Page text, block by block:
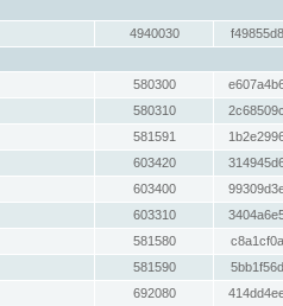
4940030
580300
580310
581591
603420
603400
603310
581580
581590
692080